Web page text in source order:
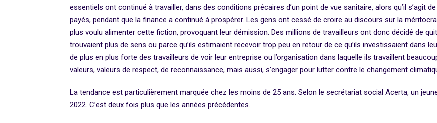
essentiels ont continué à travailler, dans des conditions précaires d’un point de vue sanitaire, alors qu’il s’agit
payés, pendant que la finance a continué à prospérer. Les gens ont cessé de croire au discours sur la
plus voulu alimenter cette fiction, provoquant leur démission. Des millions de travailleurs ont donc décidé de
trouvaient plus de sens ou parce qu’ils estimaient recevoir trop peu en retour de ce qu’ils investissaient dans
de plus en plus forte des travailleurs de voir leur entreprise ou l’organisation dans laquelle ils travaillent
valeurs, valeurs de respect, de reconnaissance, mais aussi, s’engager pour lutter contre le changement
La tendance est particulièrement marquée chez les moins de 25 ans. Selon le secrétariat social Acerta, un
2022. C’est deux fois plus que les années précédentes.